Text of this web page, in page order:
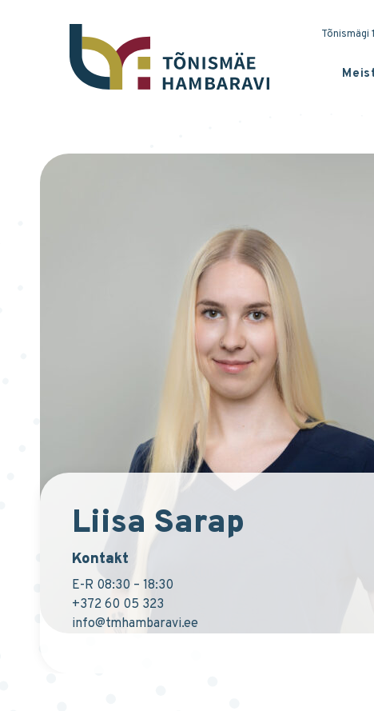
Tõnismägi
Liisa Sarap
Kontakt
E-R 08:30 – 18:30
+372 60 05 323
info@tmhambaravi.ee